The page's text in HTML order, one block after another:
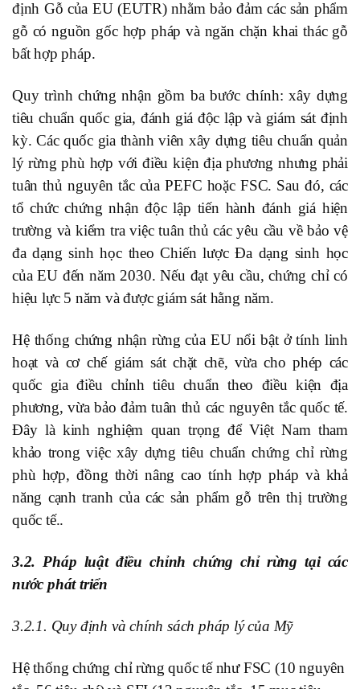
định Gỗ của EU (EUTR) nhằm bảo đảm các sản phẩm
gỗ có nguồn gốc hợp pháp và ngăn chặn khai thác gỗ
bất hợp pháp.
Quy trình chứng nhận gồm ba bước chính: xây dựng
tiêu chuẩn quốc gia, đánh giá độc lập và giám sát định
kỳ. Các quốc gia thành viên xây dựng tiêu chuẩn quản
lý rừng phù hợp với điều kiện địa phương nhưng phải
tuân thủ nguyên tắc của PEFC hoặc FSC. Sau đó, các
tổ chức chứng nhận độc lập tiến hành đánh giá hiện
trường và kiểm tra việc tuân thủ các yêu cầu về bảo vệ
đa dạng sinh học theo Chiến lược Đa dạng sinh học
của EU đến năm 2030. Nếu đạt yêu cầu, chứng chỉ có
hiệu lực 5 năm và được giám sát hằng năm.
Hệ thống chứng nhận rừng của EU nổi bật ở tính linh
hoạt và cơ chế giám sát chặt chẽ, vừa cho phép các
quốc gia điều chỉnh tiêu chuẩn theo điều kiện địa
phương, vừa bảo đảm tuân thủ các nguyên tắc quốc tế.
Đây là kinh nghiệm quan trọng để Việt Nam tham
khảo trong việc xây dựng tiêu chuẩn chứng chỉ rừng
phù hợp, đồng thời nâng cao tính hợp pháp và khả
năng cạnh tranh của các sản phẩm gỗ trên thị trường
quốc tế..
3.2. Pháp luật điều chỉnh chứng chỉ rừng tại các
nước phát triển
3.2.1. Quy định và chính sách pháp lý của Mỹ
Hệ thống chứng chỉ rừng quốc tế như FSC (10 nguyên